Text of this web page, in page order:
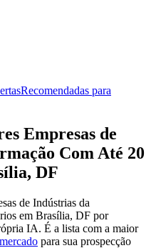
Recomendadas para
Empresas de
Com Até 20
DF
de Indústrias da
em Brasília, DF por
IA. É a lista com a maior
mercado para sua prospecção